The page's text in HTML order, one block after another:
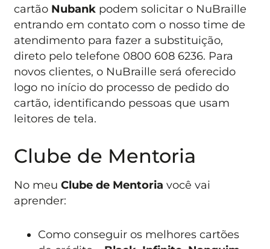
cartão Nubank podem solicitar o NuBraille
entrando em contato com o nosso time de
atendimento para fazer a substituição,
direto pelo telefone 0800 608 6236. Para
novos clientes, o NuBraille será oferecido
logo no início do processo de pedido do
cartão, identificando pessoas que usam
leitores de tela.
Clube de Mentoria
No meuClube de Mentoria você vai
aprender:
Como conseguir os melhores cartões